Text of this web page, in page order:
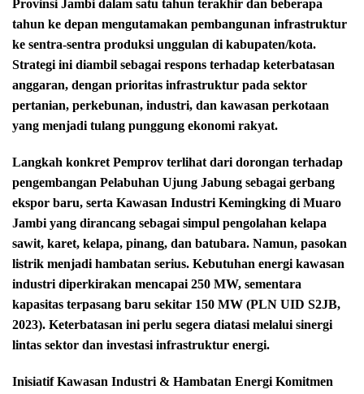
Provinsi Jambi dalam satu tahun terakhir dan beberapa
tahun ke depan mengutamakan pembangunan infrastruktur
ke sentra-sentra produksi unggulan di kabupaten/kota.
Strategi ini diambil sebagai respons terhadap keterbatasan
anggaran, dengan prioritas infrastruktur pada sektor
pertanian, perkebunan, industri, dan kawasan perkotaan
yang menjadi tulang punggung ekonomi rakyat.
Langkah konkret Pemprov terlihat dari dorongan terhadap
pengembangan Pelabuhan Ujung Jabung sebagai gerbang
ekspor baru, serta Kawasan Industri Kemingking di Muaro
Jambi yang dirancang sebagai simpul pengolahan kelapa
sawit, karet, kelapa, pinang, dan batubara. Namun, pasokan
listrik menjadi hambatan serius. Kebutuhan energi kawasan
industri diperkirakan mencapai 250 MW, sementara
kapasitas terpasang baru sekitar 150 MW (PLN UID S2JB,
2023). Keterbatasan ini perlu segera diatasi melalui sinergi
lintas sektor dan investasi infrastruktur energi.
Inisiatif Kawasan Industri & Hambatan Energi Komitmen